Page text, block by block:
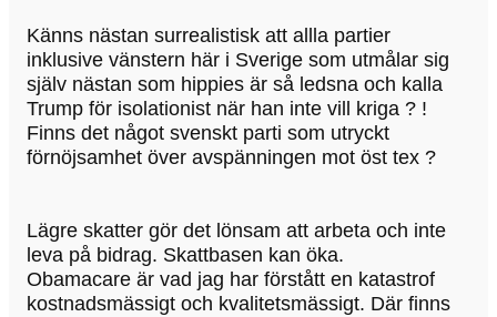
Känns nästan surrealistisk att allla partier
inklusive vänstern här i Sverige som utmålar sig
själv nästan som hippies är så ledsna och kalla
Trump för isolationist när han inte vill kriga ? !
Finns det något svenskt parti som utryckt
förnöjsamhet över avspänningen mot öst tex ?
Lägre skatter gör det lönsam att arbeta och inte
leva på bidrag. Skattbasen kan öka.
Obamacare är vad jag har förstått en katastrof
kostnadsmässigt och kvalitetsmässigt. Där finns